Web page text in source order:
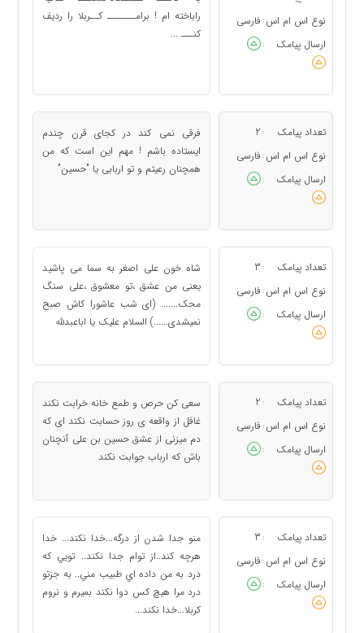
نوع اس ام اس : فارسی
ارسال پیامک
:
راباخته ام ! برامـــــــ کــربلا را ردیف
کنـــ ...
تعداد پیامک :
2
نوع اس ام اس : فارسی
ارسال پیامک
:
فرقی نمی کند در کجای قرن چندم
ایستاده باشم ! مهم این است که من
همچنان رعیتم و تو اربابی یا "حسین"
تعداد پیامک :
3
نوع اس ام اس : فارسی
ارسال پیامک
:
شاه خون علی اصغر به سما می پاشید
یعنی من عشق ،تو معشوق ،علی سنگ
محک....... (ای شب عاشورا کاش صبح
نمیشدی......) السلام علیک یا اباعبدلله
تعداد پیامک :
2
نوع اس ام اس : فارسی
ارسال پیامک
:
سعی کن حرص و طمع خانه خرابت نکند
غافل از واقعه ی روز حسابت نکند ای که
دم میزنی از عشق حسین بن علی آنچنان
باش که ارباب جوابت نکند
تعداد پیامک :
3
نوع اس ام اس : فارسی
ارسال پیامک
:
منو جدا شدن از درگه...خدا نكند... خدا
هرچه كند..از توام جدا نكند.. تويي كه
درد به من داده اي طبيب مني.. به جزتو
درد مرا هيچ كس دوا نكند بميرم و نروم
كربلا...خدا نكند...